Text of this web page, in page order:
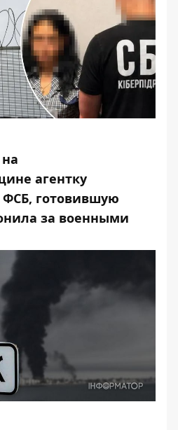
агентку
ФСБ, готовившую
за военными